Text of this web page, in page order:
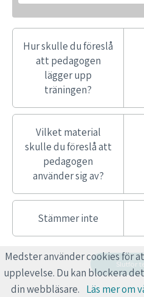
Hur skulle du föreslå
att pedagogen
lägger upp
träningen?
Vilket material
skulle du föreslå att
pedagogen
använder sig av?
Stämmer inte
Medster använder cookies för
upplevelse. Du kan blockera
din webbläsare. Läs mer om